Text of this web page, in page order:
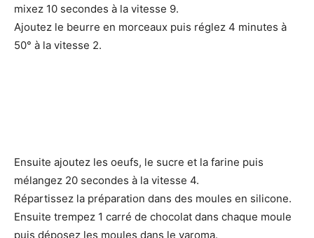
mixez 10 secondes à la vitesse 9.
Ajoutez le beurre en morceaux puis réglez 4 minutes à
50° à la vitesse 2.
Ensuite ajoutez les oeufs, le sucre et la farine puis
mélangez 20 secondes à la vitesse 4.
Répartissez la préparation dans des moules en silicone.
Ensuite trempez 1 carré de chocolat dans chaque moule
puis déposez les moules dans le varoma.